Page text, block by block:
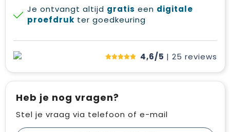
Je ontvangt altijd gratis een digitale
proefdruk ter goedkeuring
4,6/5 | 25 reviews
Heb je nog vragen?
Stel je vraag via telefoon of e-mail